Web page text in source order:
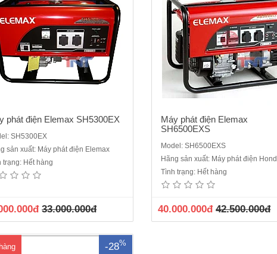
phát điện Elemax SH5300EX
SH5300EX
sản xuất: Máy phát điện Elemax
trạng: Hết hàng
33.000.000đ
Máy phát điện Elemax
SH6500EXS
Model: SH6500EXS
Hãng sản xuất: Máy phát điện
Tình trạng: Hết hàng
40.000.000đ 42.500.000đ
-28%
phát điện ELEMAX SH3900EXĐộng
cơ Honda GX200Vòng tua (vòng /
phát: SawafujiBảng điều
KVAĐiện áp (V):220VNhiên liệu:
..